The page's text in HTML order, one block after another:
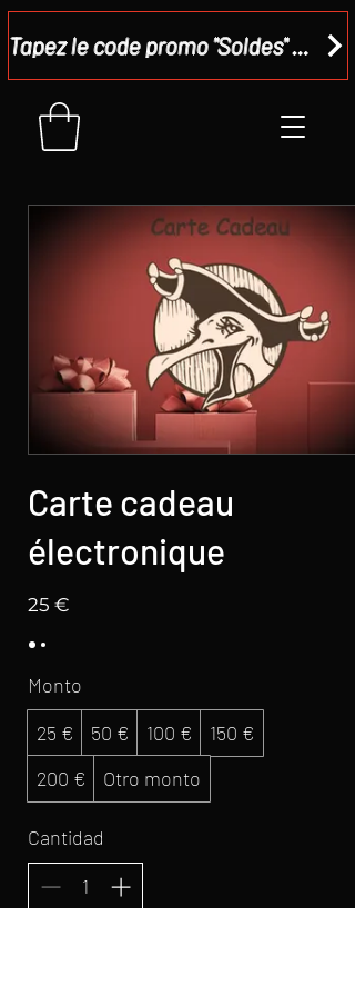
Tapez le code promo "Soldes" dans votre panier et recevez - 15 %
Carte cadeau
électronique
25 €
Monto
25 €
50 € 100 €
150 €
200 €
Otro monto
Cantidad